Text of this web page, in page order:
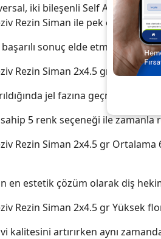
iki bileşenli Self Adheziv
Rezin Siman ile pek çok
sonuç elde etmek için en
Rezin Siman 2x4.5 gr Tek
jel fazına geçmekte
5 renk seçeneği ile
Rezin Siman 2x4.5 gr
en estetik çözüm olarak diş
Rezin Siman 2x4.5 gr Yüksek
kalitesini artırırken aynı